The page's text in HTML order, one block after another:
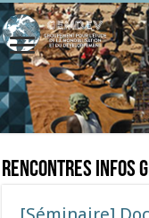
Rencontres Infos